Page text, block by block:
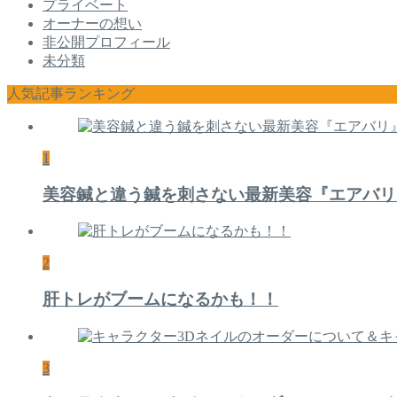
プライベート
オーナーの想い
非公開プロフィール
未分類
人気記事ランキング
1
美容鍼と違う鍼を刺さない最新美容『エアバ
2
肝トレがブームになるかも！！
3